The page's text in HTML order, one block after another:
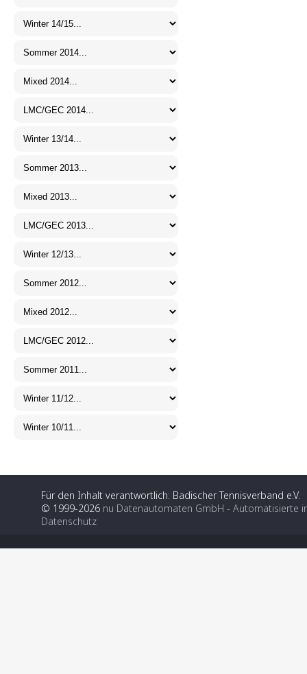
Für den Inhalt verantwortlich: Badischer Tennisverband e.V.
© 1999-2026 nu Datenautomaten GmbH - Automatisierte
Datenschutz